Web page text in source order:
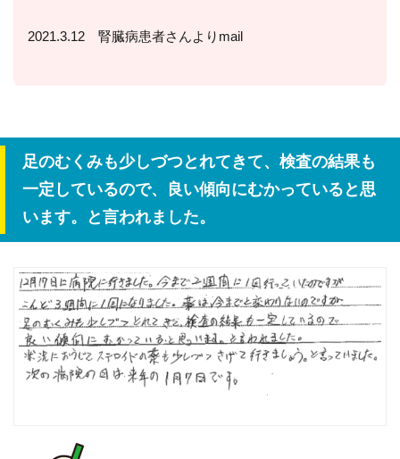
2021.3.12 腎臓病患者さんよりmail
足のむくみも少しづつとれてきて、検査の結果も
一定しているので、良い傾向にむかっていると思
います。と言われました。